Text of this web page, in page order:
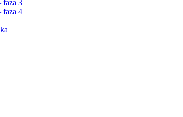
faza 3
faza 4